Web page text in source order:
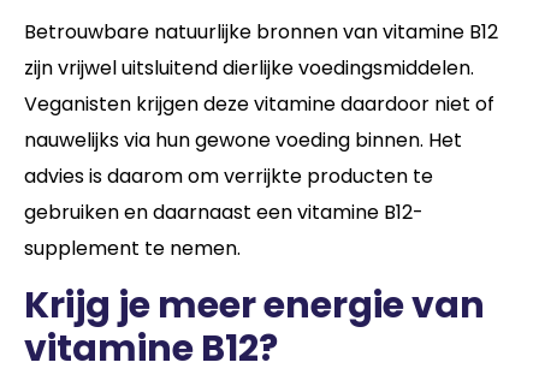
Betrouwbare natuurlijke bronnen van vitamine B12
zijn vrijwel uitsluitend dierlijke voedingsmiddelen.
Veganisten krijgen deze vitamine daardoor niet of
nauwelijks via hun gewone voeding binnen. Het
advies is daarom om verrijkte producten te
gebruiken en daarnaast een vitamine B12-
supplement te nemen.
Krijg je meer energie van
vitamine B12?